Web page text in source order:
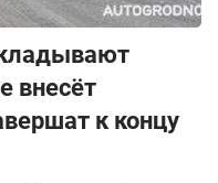
внесёт
к концу